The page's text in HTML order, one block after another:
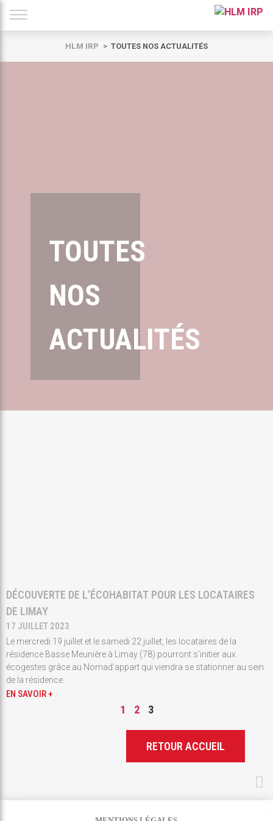
HLM IRP TOUTES NOS ACTUALITÉS
TOUTES
NOS
ACTUALITÉS
DÉCOUVERTE DE L’ÉCOHABITAT POUR LES LOCATAIRES
DE LIMAY
17 JUILLET 2023
Le mercredi 19 juillet et le samedi 22 juillet, les locataires de la
résidence Basse Meunière à Limay (78) pourront s’initier aux
écogestes grâce au Nomad’appart qui viendra se stationner au sein
de la résidence.
EN SAVOIR +
1 2 3
RETOUR ACCUEIL